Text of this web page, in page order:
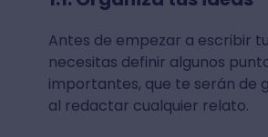
Antes de empezar a escribir
necesitas definir algunos
importantes, que te serán de
al redactar cualquier relato.